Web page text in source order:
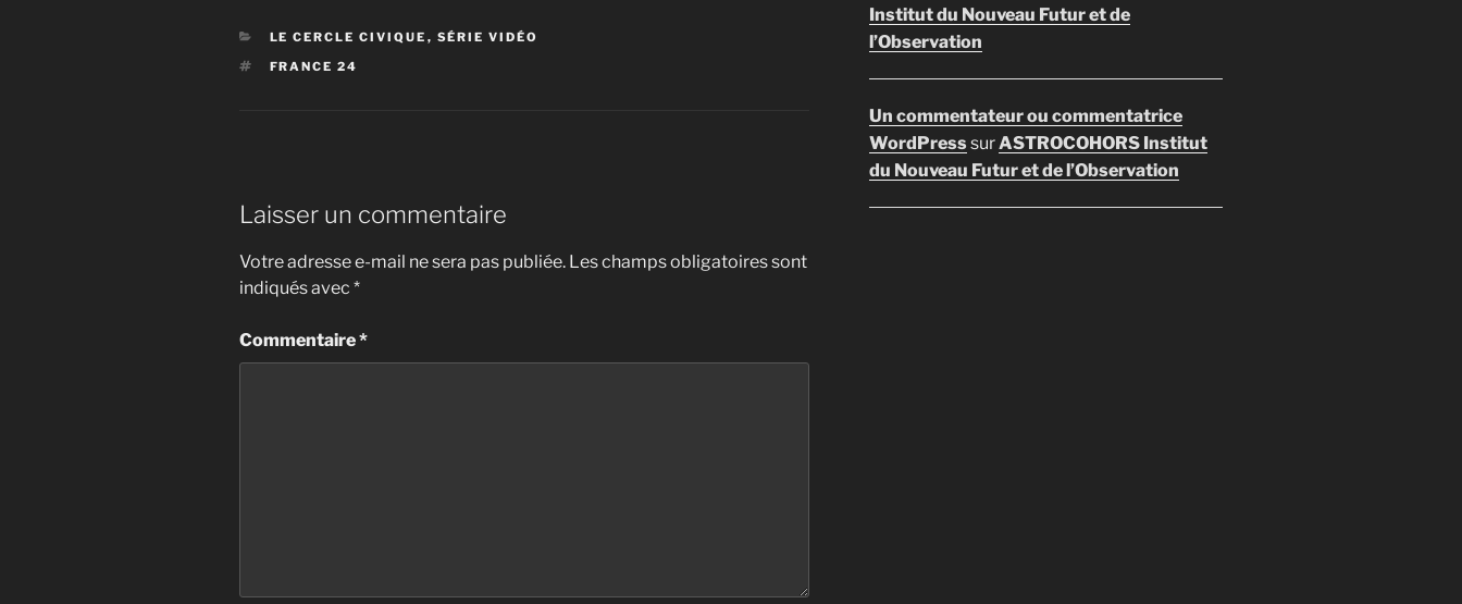
CATÉGORIES
LE CERCLE CIVIQUE , SÉRIE VIDÉO
ÉTIQUETTES
FRANCE 24
Laisser un commentaire
Votre adresse e-mail ne sera pas publiée. Les champs obligatoires sont
indiqués avec *
Commentaire*
Institut du Nouveau Futur et de
l’Observation
Un commentateur ou commentatrice
WordPresssurASTROCOHORS Institut
du Nouveau Futur et de l’Observation